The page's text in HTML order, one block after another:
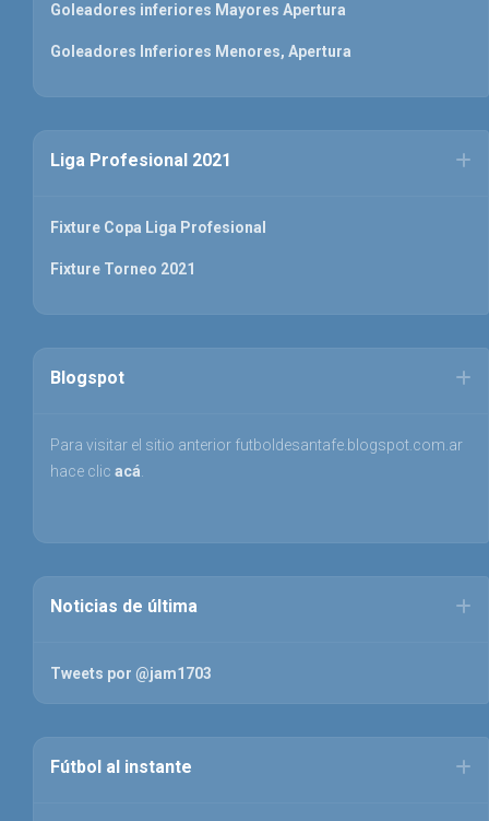
Goleadores inferiores Mayores Apertura
Goleadores Inferiores Menores, Apertura
Liga Profesional 2021
Fixture Copa Liga Profesional
Fixture Torneo 2021
Blogspot
Para visitar el sitio anterior futboldesantafe.blogspot.com.ar
hace clic acá.
Noticias de última
Tweets por @jam1703
Fútbol al instante